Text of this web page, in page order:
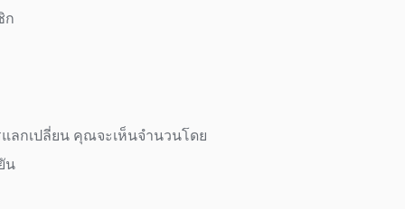
ก
ลกเปลี่ยน คุณจะเห็นจำนวนโดย
น